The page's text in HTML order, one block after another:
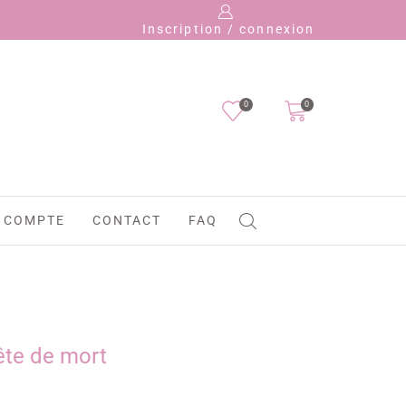
Inscription / connexion
0 0
CONTACT FAQ
de mort